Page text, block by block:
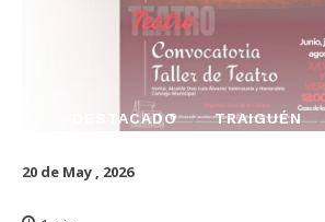
DESTACADO TRAIGUÉN
20 de May , 2026